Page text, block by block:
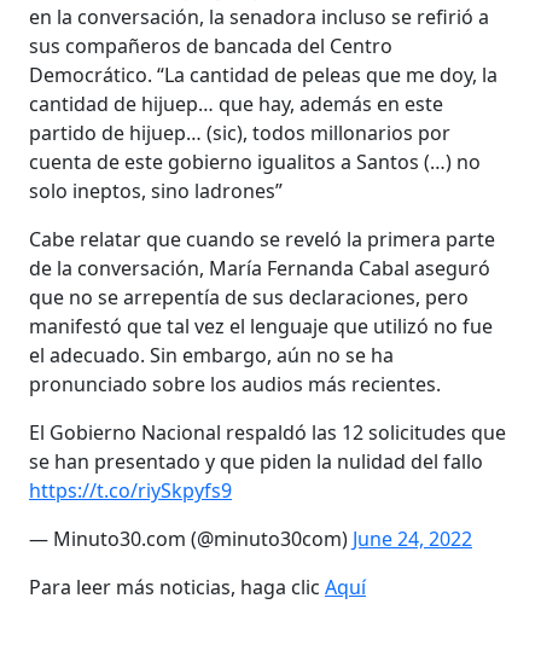
en la conversación, la senadora incluso se refirió a
sus compañeros de bancada del Centro
Democrático. “La cantidad de peleas que me doy, la
cantidad de hijuep… que hay, además en este
partido de hijuep… (sic), todos millonarios por
cuenta de este gobierno igualitos a Santos (…) no
solo ineptos, sino ladrones”
Cabe relatar que cuando se reveló la primera parte
de la conversación, María Fernanda Cabal aseguró
que no se arrepentía de sus declaraciones, pero
manifestó que tal vez el lenguaje que utilizó no fue
el adecuado. Sin embargo, aún no se ha
pronunciado sobre los audios más recientes.
El Gobierno Nacional respaldó las 12 solicitudes que
se han presentado y que piden la nulidad del fallo
https://t.co/riySkpyfs9
— Minuto30.com (@minuto30com) June 24, 2022
Para leer más noticias, haga clic Aquí